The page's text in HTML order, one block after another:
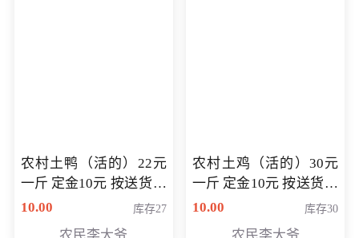
农村土鸭（活的）22元
一斤 定金10元 按送货交
付时秤重计算货款 定金
10.00 库存27
农村土鸡（活的）30元
一斤 定金10元 按送货交
付时秤重计算货款 定金
10.00 库存30